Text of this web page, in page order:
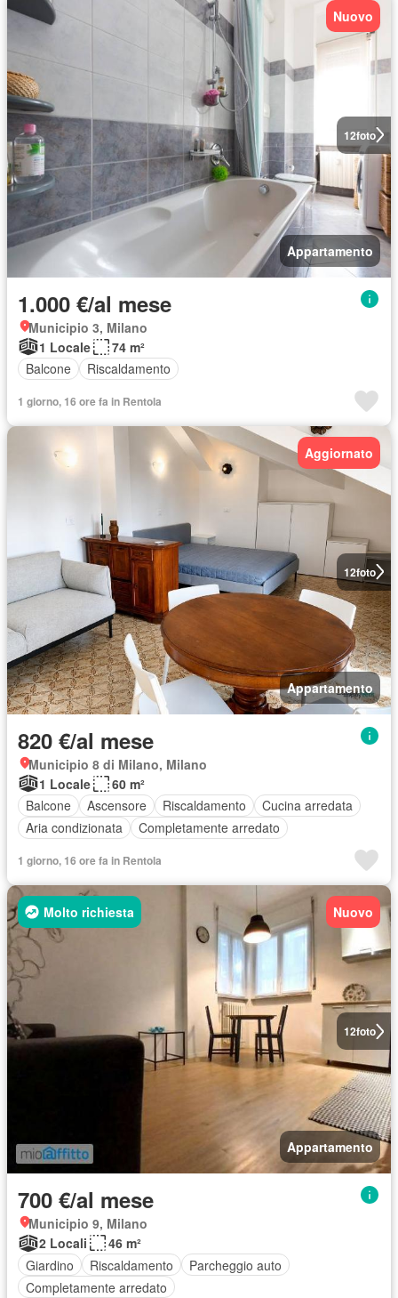
12foto
Nuovo
Appartamento
1.000 €/al mese
Municipio 3, Milano
1 Locale
74 m²
Balcone
Riscaldamento
1 giorno, 16 ore fa in Rentola
12foto
Aggiornato
Appartamento
820 €/al mese
Municipio 8 di Milano, Milano
1 Locale
60 m²
Balcone
Ascensore Riscaldamento
Cucina arredata
Aria condizionata
Completamente arredato
1 giorno, 16 ore fa in Rentola
12foto
Molto richiesta Nuovo
Appartamento
700 €/al mese
Municipio 9, Milano
2 Locali
46 m²
Giardino
Riscaldamento
Parcheggio auto
Completamente arredato